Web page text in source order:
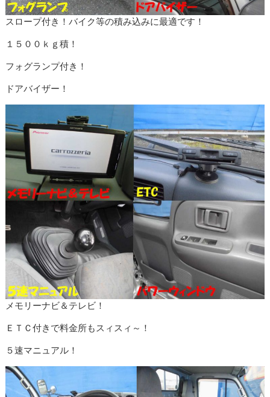
スロープ付き！バイク等の積み込みに最適です！
１５００ｋｇ積！
フォグランプ付き！
ドアバイザー！
メモリーナビ＆テレビ！
ＥＴＣ付きで料金所もスィスィ～！
５速マニュアル！